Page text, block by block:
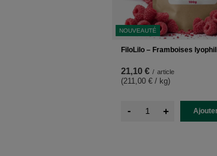
NOUVEAUTÉ
FiloLilo – Framboises
21,10 € / article
(211,00 € / kg)
- +